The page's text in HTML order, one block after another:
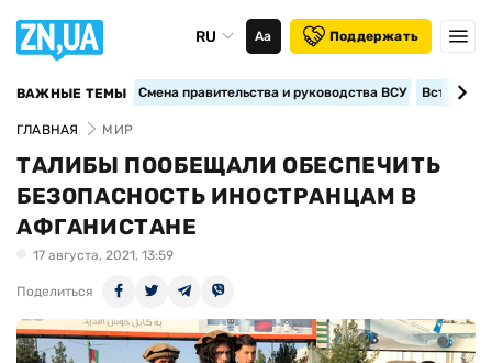
RU Аа Поддержать
ВАЖНЫЕ ТЕМЫ Смена правительства и руководства ВСУ
ГЛАВНАЯ МИР
ТАЛИБЫ ПООБЕЩАЛИ ОБЕСПЕЧИТЬ
БЕЗОПАСНОСТЬ ИНОСТРАНЦАМ В
АФГАНИСТАНЕ
17 августа, 2021, 13:59
Поделиться